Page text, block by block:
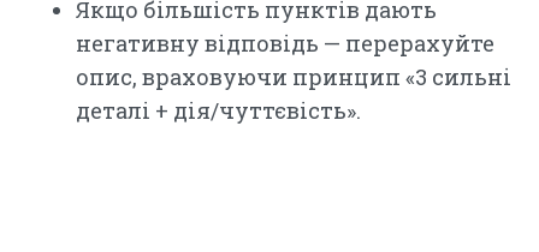
Якщо більшість пунктів дають
негативну відповідь — перерахуйте
опис, враховуючи принцип «3 сильні
деталі + дія/чуттєвість».